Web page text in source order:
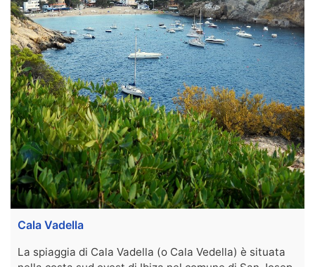
Cala Vadella
La spiaggia di Cala Vadella (o Cala Vedella) è situata